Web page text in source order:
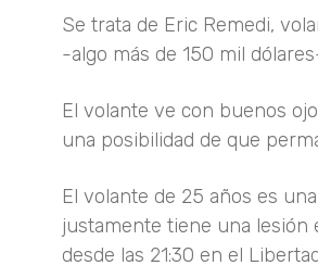
Se trata de Eric Remedi,
-algo más de 150 mil
El volante ve con buenos
una posibilidad de que
El volante de 25 años es
justamente tiene una lesión
desde las 21:30 en el